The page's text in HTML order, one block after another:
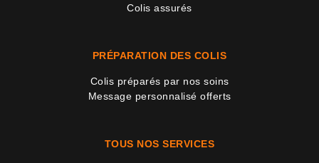
Colis assurés
PRÉPARATION DES COLIS
Colis préparés par nos soins
Message personnalisé offerts
TOUS NOS SERVICES